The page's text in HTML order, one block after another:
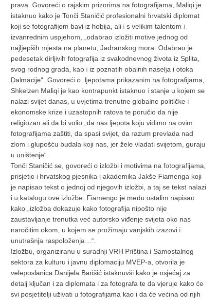
prava. Govoreći o rajskim prizorima na fotografijama, Maliqi je
istaknuo kako je Tonči Staničić profesionalni hrvatski diplomat
koji se fotografijom bavi iz hobija, ali i s velikim talentom i
izvanrednim uspjehom, „odabrao izložiti motive jednog od
najljepših mjesta na planetu, Jadranskog mora. Odabrao je
pedesetak dirljivih fotografija iz svakodnevnog života iz Splita,
svog rodnog grada, kao i iz poznatih obalnih naselja i otoka
Dalmacije“. Govoreći o ljepotama prikazanim na fotografijama,
Shkelzen Maliqi je kao kontrapunkt istaknuo i stanje u kojem se
nalazi svijet danas, u uvjetima trenutne globalne političke i
ekonomske krize i uzastopnih ratova te poručio da nije
religiozan ali da bi volio „da nas ljepota koju vidimo na ovim
fotografijama zaštiti, da spasi svijet, da razum prevlada nad
zlom i glupošću budala koji nas, jer žele vladati svijetom, guraju
u uništenje“.
Tonči Staničić se, govoreći o izložbi i motivima na fotografijama,
prisjetio i hrvatskog pjesnika i akademika Jakše Fiamenga koji
je napisao tekst o jednoj od njegovih izložbi, a taj se tekst nalazi
i u katalogu ove izložbe. Fiamengo je među ostalim napisao
kako „izložba dokazuje kako fotografija nipošto nije
zaustavljanje trenutka već autorsko viđenje svijeta oko nas
naročitim okom, u kojem se prožimaju vanjskih izazovi i
unutrašnja raspoloženja…“.
Izložbu, organiziranu u suradnji VRH Priština i Samostalnog
sektora za kulturu i javnu diplomaciju MVEP-a, otvorila je
veleposlanica Danijela Barišić istaknuvši kako je osjećaj za
detalj ključan i za diplomata i za fotografa te da vjeruje kako će
svi posjetitelji uživati u fotografijama kao i da će većina od njih